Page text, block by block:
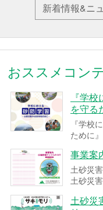
新着情報&ニ
おススメコン
『学
を守る
『学校
ために
事業案
土砂災
土砂災
土砂災